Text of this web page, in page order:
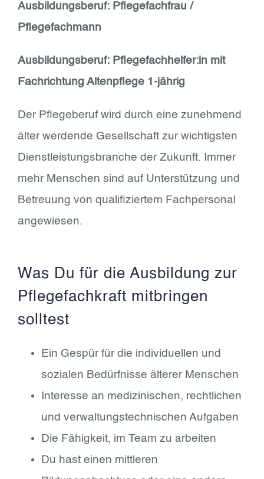
Ausbildungsberuf: Pflegefachfrau /
Pflegefachmann
Ausbildungsberuf: Pflegefachhelfer:in mit
Fachrichtung Altenpflege 1-jährig
Der Pflegeberuf wird durch eine zunehmend
älter werdende Gesellschaft zur wichtigsten
Dienstleistungsbranche der Zukunft. Immer
mehr Menschen sind auf Unterstützung und
Betreuung von qualifiziertem Fachpersonal
angewiesen.
Was Du für die Ausbildung zur
Pflegefachkraft mitbringen
solltest
Ein Gespür für die individuellen und
sozialen Bedürfnisse älterer Menschen
Interesse an medizinischen, rechtlichen
und verwaltungstechnischen Aufgaben
Die Fähigkeit, im Team zu arbeiten
Du hast einen mittleren